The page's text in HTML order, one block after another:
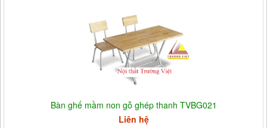
Bàn ghế mầm non gỗ ghép thanh TVBG021
Liên hệ